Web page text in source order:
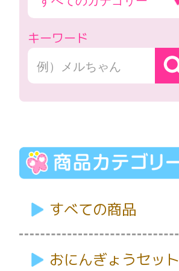
キーワード
すべての商品
おにんぎょうセット